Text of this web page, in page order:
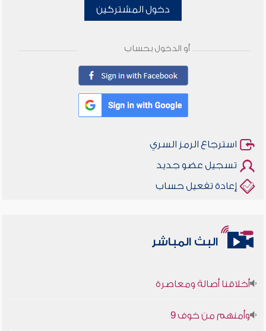
دخول المشتركين
أو الدخول بحساب
استرجاع الرمز السري
تسجيل عضو جديد
إعادة تفعيل حساب
البث المباشر
أخلاقنا أصالة ومعاصرة
وأمنهم من خوف 9